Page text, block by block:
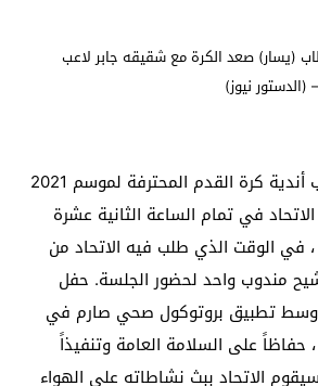
(يسار) صعد الكرة مع شقيقه جابر لاعب
نيوز)
عمان – سحب يانصيب أندية كرة القدم المحترفة لموسم 2021
في تمام الساعة الثانية عشرة
في الوقت الذي طلب فيه الاتحاد من
مندوب واحد لحضور الجلسة. حفل
وسط تطبيق بروتوكول صحي صارم في
حفاظاً على السلامة العامة وتنفيذاً
الاتحاد ببث نشاطاته على الهواء